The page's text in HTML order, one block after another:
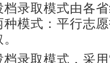
取模式由各省
模式：平行志
取模式，采用